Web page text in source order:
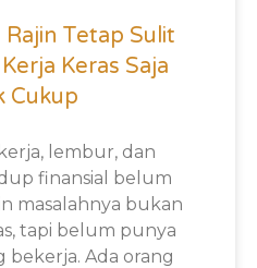
Tetap Sulit
Keras Saja
Cukup
lembur, dan
finansial belum
masalahnya bukan
tapi belum punya
bekerja. Ada orang